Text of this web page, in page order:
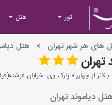
تور هتل
های هر شهر تهران > هتل
از چهارراه پارک وی- خیابان فرشته(فیاضی)-
دیاموند تهران
در